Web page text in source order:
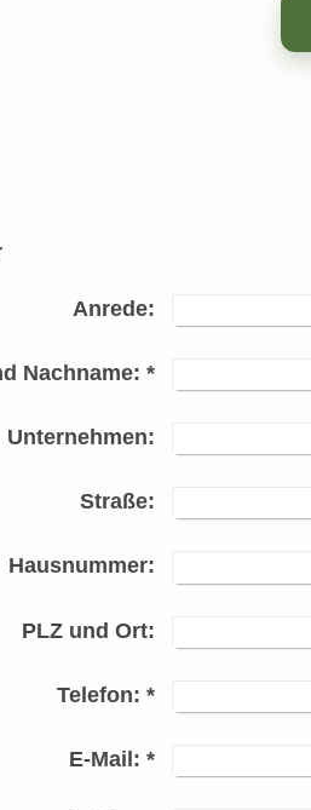
Anrede:
Nachname: *
Unternehmen:
Straße:
Hausnummer:
PLZ und Ort:
Telefon: *
E-Mail: *